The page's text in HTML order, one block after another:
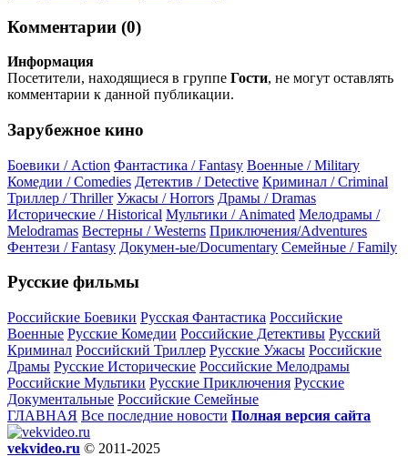
Комментарии (0)
Информация
Посетители, находящиеся в группе Гости, не могут оставлять
комментарии к данной публикации.
Зарубежное кино
Боевики / Action Фантастика / Fantasy Военные / Military
Комедии / Comedies Детектив / Detective Криминал / Criminal
Триллер / Thriller Ужасы / Horrors Драмы / Dramas
Исторические / Historical Мультики / Animated Мелодрамы /
Melodramas Вестерны / Westerns Приключения/Adventures
Фентези / Fantasy Докумен-ые/Documentary Семейные / Family
Русские фильмы
Российские Боевики Русская Фантастика Российские
Военные Русские Комедии Российские Детективы Русский
Криминал Российский Триллер Русские Ужасы Российские
Драмы Русские Исторические Российские Мелодрамы
Российские Мультики Русские Приключения Русские
Документальные Российские Семейные
ГЛАВНАЯ Все последние новости Полная версия сайта
vekvideo.ru © 2011-2025